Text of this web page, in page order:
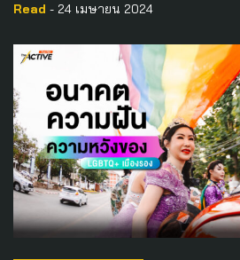
Read - 24 เมษายน 2024